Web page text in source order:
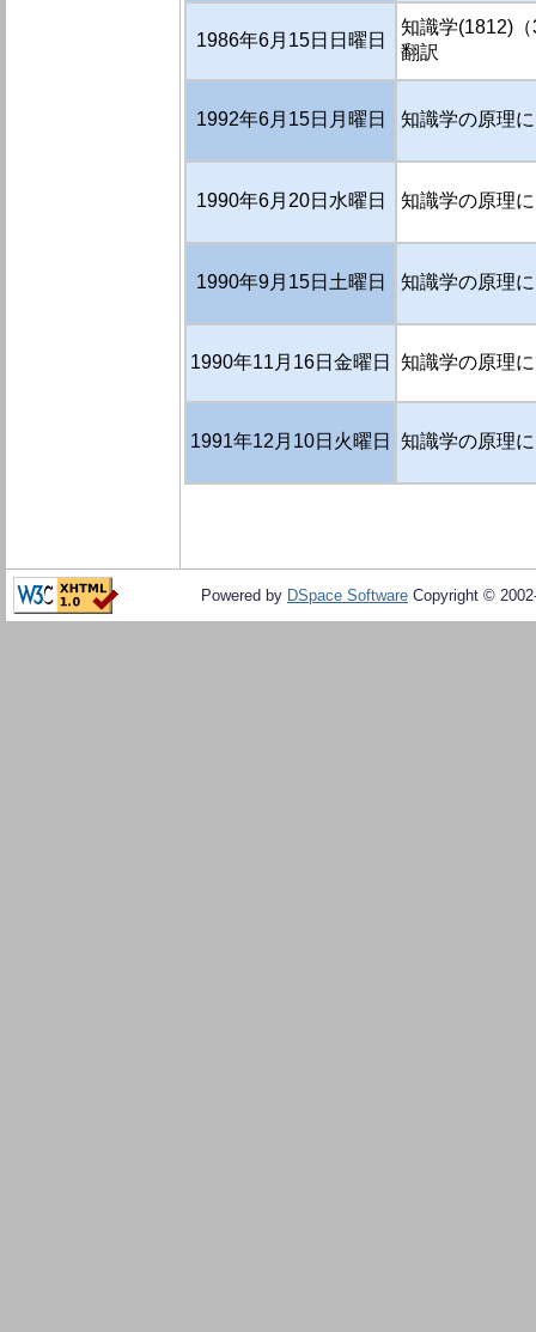
1986年6月15日日曜日
知識学(1812)
翻訳
1992年6月15日月曜日 知識学の原理
1990年6月20日水曜日 知識学の原理
1990年9月15日土曜日 知識学の原理
1990年11月16日金曜日 知識学の原理
1991年12月10日火曜日 知識学の原理
Powered by DSpace Software Copyright ©